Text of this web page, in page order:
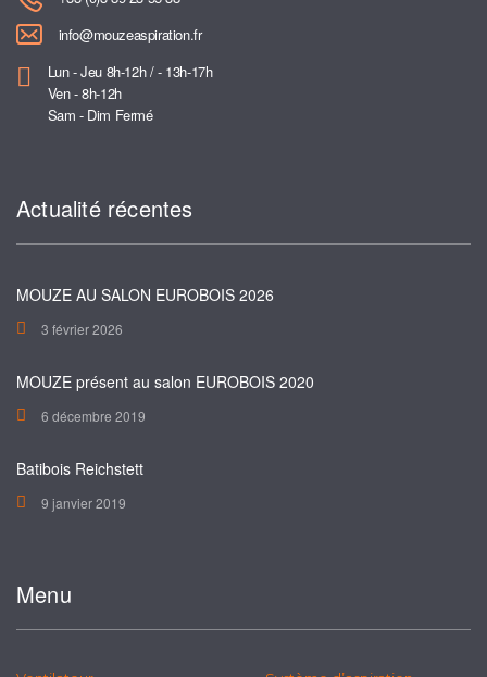
info@mouzeaspiration.fr
Lun - Jeu 8h-12h / - 13h-17h
Ven - 8h-12h
Sam - Dim Fermé
Actualité récentes
MOUZE AU SALON EUROBOIS 2026
3 février 2026
MOUZE présent au salon EUROBOIS 2020
6 décembre 2019
Batibois Reichstett
9 janvier 2019
Menu